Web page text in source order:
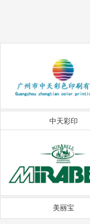
中天彩印
美丽宝